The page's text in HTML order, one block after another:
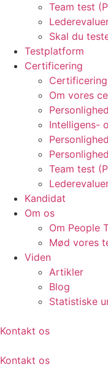
Team test
Skal du
Testplatform
Certificering
Om vores
Intelligens-
Team test
Kandidat
Om os
Om People
Mød vores
Viden
Artikler
Blog
Statistiske
Kontakt os
Kontakt os